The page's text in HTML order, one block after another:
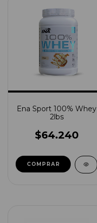
Ena Sport 100% Whey
2lbs
$64.240
COMPRAR